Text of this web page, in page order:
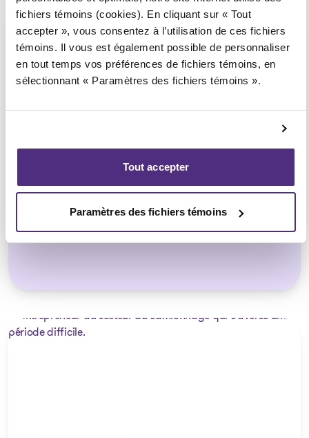
fichiers témoins (cookies). En cliquant sur « Tout
accepter », vous consentez à l’utilisation de ces fichiers
témoins. Il vous est également possible de personnaliser
en tout temps vos préférences de fichiers témoins, en
sélectionnant « Paramètres des fichiers témoins ».
Tout accepter
Paramètres des fichiers témoins
durables